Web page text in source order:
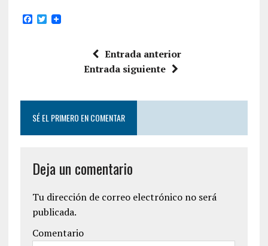
F T
Entrada anterior
Entrada siguiente
SÉ EL PRIMERO EN COMENTAR
Deja un comentario
Tu dirección de correo electrónico no será
publicada.
Comentario